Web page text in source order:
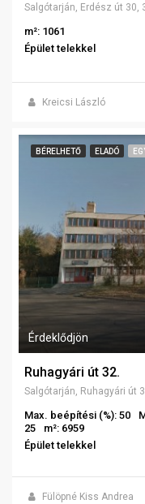
Salgótarján, Erdész út 30,
m²: 1061
Épület telekkel
Kreicsi László
BÉRELHETŐ ELADÓ
Érdeklődjön
Ruhagyári út 32.
Max. beépítési (%): 50
25
m²: 6959
Épület telekkel
Fülöpné Kiss Andrea